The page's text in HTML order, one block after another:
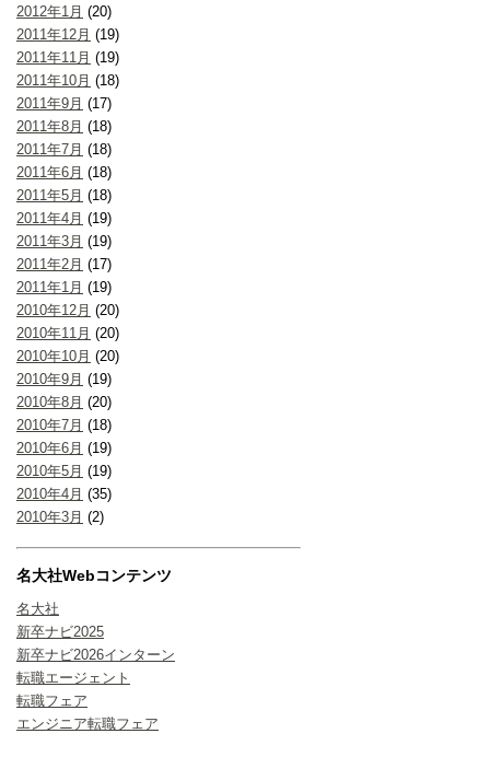
2012年1月 (20)
2011年12月 (19)
2011年11月 (19)
2011年10月 (18)
2011年9月 (17)
2011年8月 (18)
2011年7月 (18)
2011年6月 (18)
2011年5月 (18)
2011年4月 (19)
2011年3月 (19)
2011年2月 (17)
2011年1月 (19)
2010年12月 (20)
2010年11月 (20)
2010年10月 (20)
2010年9月 (19)
2010年8月 (20)
2010年7月 (18)
2010年6月 (19)
2010年5月 (19)
2010年4月 (35)
2010年3月 (2)
名大社Webコンテンツ
名大社
新卒ナビ2025
新卒ナビ2026インターン
転職エージェント
転職フェア
エンジニア転職フェア